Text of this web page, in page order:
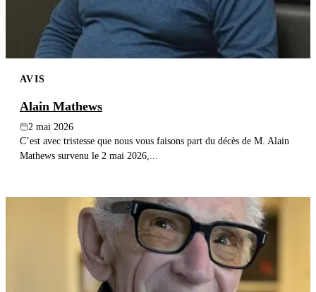
AVIS
Alain Mathews
2 mai 2026
C’est avec tristesse que nous vous faisons part du décès de M. Alain
Mathews survenu le 2 mai 2026,...